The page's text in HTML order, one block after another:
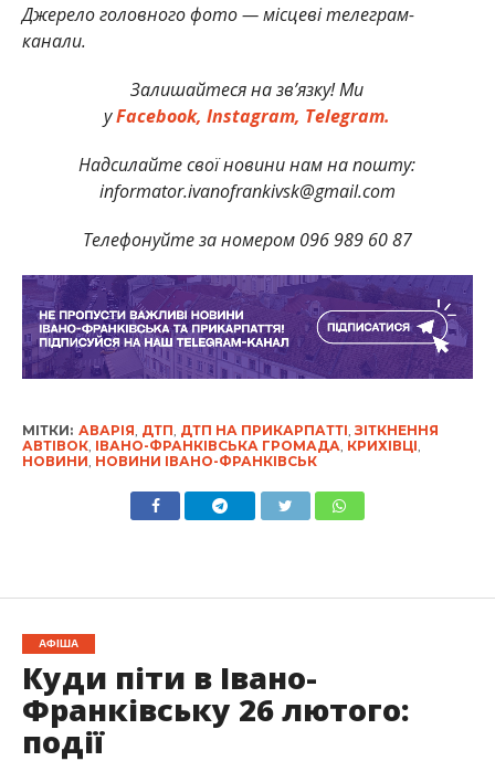
Джерело головного фото — місцеві телеграм-
канали.
Залишайтеся на зв’язку! Ми
уFacebook, Instagram, Telegram.
Надсилайте свої новини нам на пошту:
informator.ivanofrankivsk@gmail.com
Телефонуйте за номером 096 989 60 87
МІТКИ: АВАРІЯ ДТП ДТП НА ПРИКАРПАТТІ ЗІТКНЕННЯ
АВТІВОК, ІВАНО-ФРАНКІВСЬКА ГРОМАДА КРИХІВЦІ
НОВИНИ НОВИНИ ІВАНО-ФРАНКІВСЬК
АФІША
Куди піти в Івано-
Франківську 26 лютого:
події